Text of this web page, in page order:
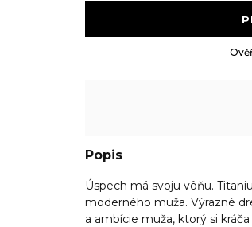
Popis
Úspech má svoju vôňu.
moderného muža. Výrazné
a ambície muža, ktorý si